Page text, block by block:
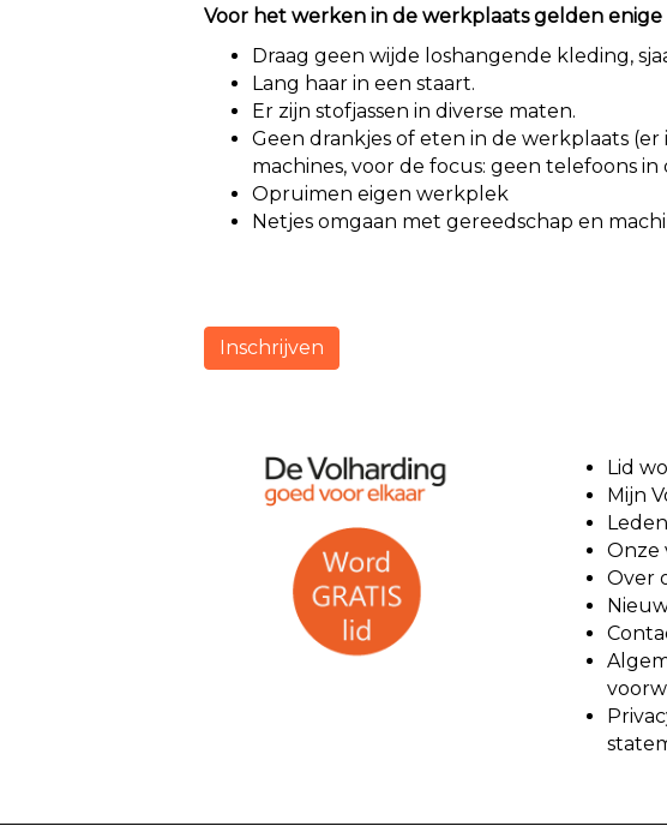
Voor het werken in de werkplaats gelden enige
Draag geen wijde loshangende kleding,
Lang haar in een staart.
Er zijn stofjassen in diverse maten.
Geen drankjes of eten in de werkplaats
machines, voor de focus: geen telefoons in
Opruimen eigen werkplek
Netjes omgaan met gereedschap en
Inschrijven
Lid
Mijn
Onze
Over